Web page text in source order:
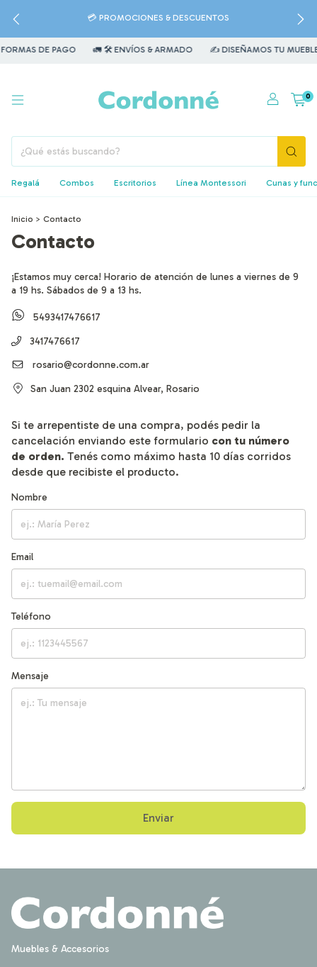
💳 PROMOCIONES & DESCUENTOS
DE PAGO 🚛 🛠️ ENVÍOS & ARMADO ✍️ DISEÑAMOS TU MUEBLE
0
Regalá Combos Escritorios Línea Montessori Cunas y
Inicio > Contacto
Contacto
¡Estamos muy cerca! Horario de atención de lunes a viernes de 9
a 19 hs. Sábados de 9 a 13 hs.
5493417476617
3417476617
rosario@cordonne.com.ar
San Juan 2302 esquina Alvear, Rosario
Si te arrepentiste de una compra, podés pedir la
cancelación enviando este formulario con tu número
de orden. Tenés como máximo hasta 10 días corridos
desde que recibiste el producto.
Nombre
Email
Teléfono
Mensaje
Enviar
Muebles & Accesorios